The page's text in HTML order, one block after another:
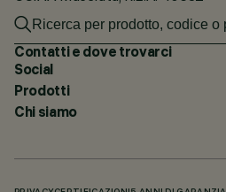
Contatti e dove trovarci
Social
Prodotti
Chi siamo